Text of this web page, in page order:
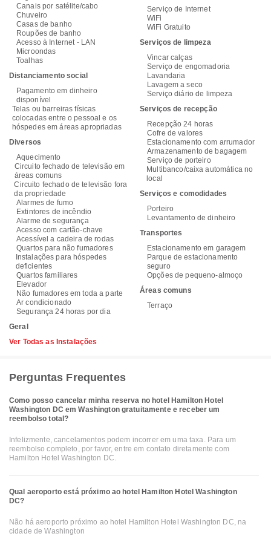
Canais por satélite/cabo
Chuveiro
Casas de banho
Roupões de banho
Acesso à Internet - LAN
Microondas
Toalhas
Distanciamento social
Pagamento em dinheiro
disponível
Telas ou barreiras físicas
colocadas entre o pessoal e os
hóspedes em áreas apropriadas
Diversos
Aquecimento
Circuito fechado de televisão em
áreas comuns
Circuito fechado de televisão fora
da propriedade
Alarmes de fumo
Extintores de incêndio
Alarme de segurança
Acesso com cartão-chave
Acessível a cadeira de rodas
Quartos para não fumadores
Instalações para hóspedes
deficientes
Quartos familiares
Elevador
Não fumadores em toda a parte
Ar condicionado
Segurança 24 horas por dia
Geral
Serviço de Internet
WiFi
WiFi Gratuito
Serviços de limpeza
Vincar calças
Serviço de engomadoria
Lavandaria
Lavagem a seco
Serviço diário de limpeza
Serviços de recepção
Recepção 24 horas
Cofre de valores
Estacionamento com arrumador
Armazenamento de bagagem
Serviço de porteiro
Multibanco/caixa automática no
local
Serviços e comodidades
Porteiro
Levantamento de dinheiro
Transportes
Estacionamento em garagem
Parque de estacionamento
seguro
Opções de pequeno-almoço
Áreas comuns
Terraço
Ver Todas as Instalações
Perguntas Frequentes
Como posso cancelar minha reserva no hotel Hamilton Hotel
Washington DC em Washington gratuitamente e receber um
reembolso total?
Infelizmente, cancelamentos podem incorrer em uma taxa. Para um
reembolso completo, por favor, entre em contato diretamente com
Hamilton Hotel Washington DC.
Qual aeroporto está próximo ao hotel Hamilton Hotel Washington
DC?
Não há aeroporto próximo ao hotel Hamilton Hotel Washington DC, na
cidade de Washington